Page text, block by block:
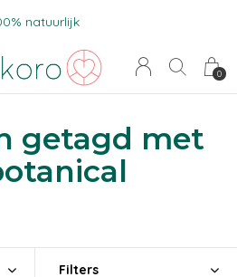
0
natuurlijk
getagd met
Filters